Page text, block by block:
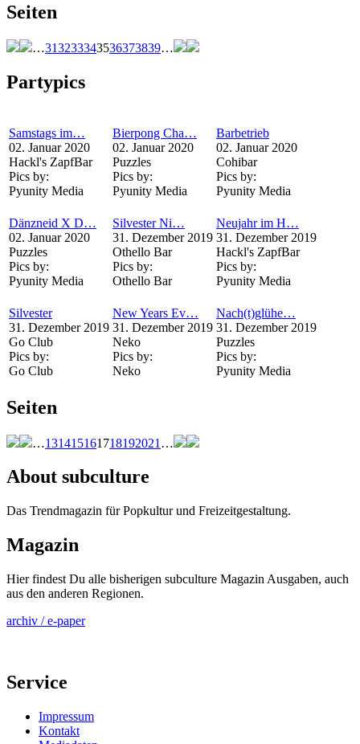
Seiten
…313233343536373839…
Partypics
Samstags im…
02. Januar 2020
Hackl's ZapfBar
Pics by:
Pyunity Media
Bierpong Cha…
02. Januar 2020
Puzzles
Pics by:
Pyunity Media
Barbetrieb
02. Januar 2020
Cohibar
Pics by:
Pyunity Media
Dänzneid X D…
02. Januar 2020
Puzzles
Pics by:
Pyunity Media
Silvester Ni…
31. Dezember 2019
Othello Bar
Pics by:
Othello Bar
Neujahr im H…
31. Dezember 2019
Hackl's ZapfBar
Pics by:
Pyunity Media
Silvester
31. Dezember 2019
Go Club
Pics by:
Go Club
New Years Ev…
31. Dezember 2019
Neko
Pics by:
Neko
Nach(t)glühe…
31. Dezember 2019
Puzzles
Pics by:
Pyunity Media
Seiten
…131415161718192021 …
About subculture
Das Trendmagazin für Popkultur und Freizeitgestaltung.
Magazin
Hier findest Du alle bisherigen subculture Magazin Ausgaben, auch
aus den anderen Regionen.
archiv / e-paper
Service
Impressum
Kontakt